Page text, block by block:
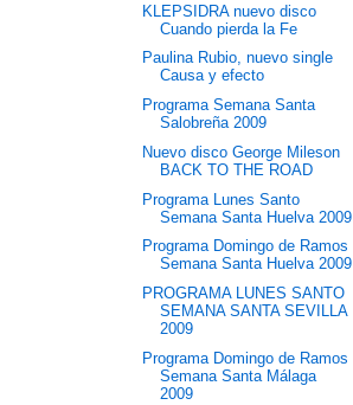
KLEPSIDRA nuevo disco
Cuando pierda la Fe
Paulina Rubio, nuevo single
Causa y efecto
Programa Semana Santa
Salobreña 2009
Nuevo disco George Mileson
BACK TO THE ROAD
Programa Lunes Santo
Semana Santa Huelva 2009
Programa Domingo de Ramos
Semana Santa Huelva 2009
PROGRAMA LUNES SANTO
SEMANA SANTA SEVILLA
2009
Programa Domingo de Ramos
Semana Santa Málaga
2009